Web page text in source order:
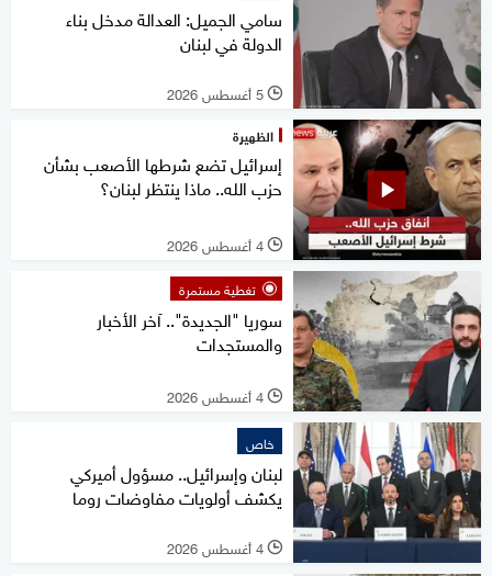
سامي الجميل: العدالة مدخل بناء
الدولة في لبنان
l 5 أغسطس 2026
الظهيرة
إسرائيل تضع شرطها الأصعب بشأن
حزب الله.. ماذا ينتظر لبنان؟
l 4 أغسطس 2026
تغطية مستمرة
سوريا "الجديدة".. آخر الأخبار
والمستجدات
l 4 أغسطس 2026
خاص
لبنان وإسرائيل.. مسؤول أميركي
يكشف أولويات مفاوضات روما
l 4 أغسطس 2026